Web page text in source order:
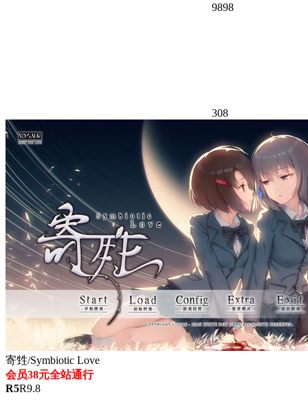
9898
308
寄甡/Symbiotic Love
会员38元全站通行
R5R9.8